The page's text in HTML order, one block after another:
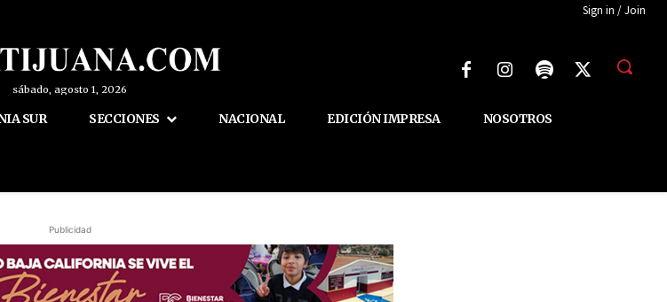
Sign in / Join
sábado, agosto 1, 2026
SUR SECCIONES NACIONAL EDICIÓN IMPRESA NOSOTROS
Publicidad